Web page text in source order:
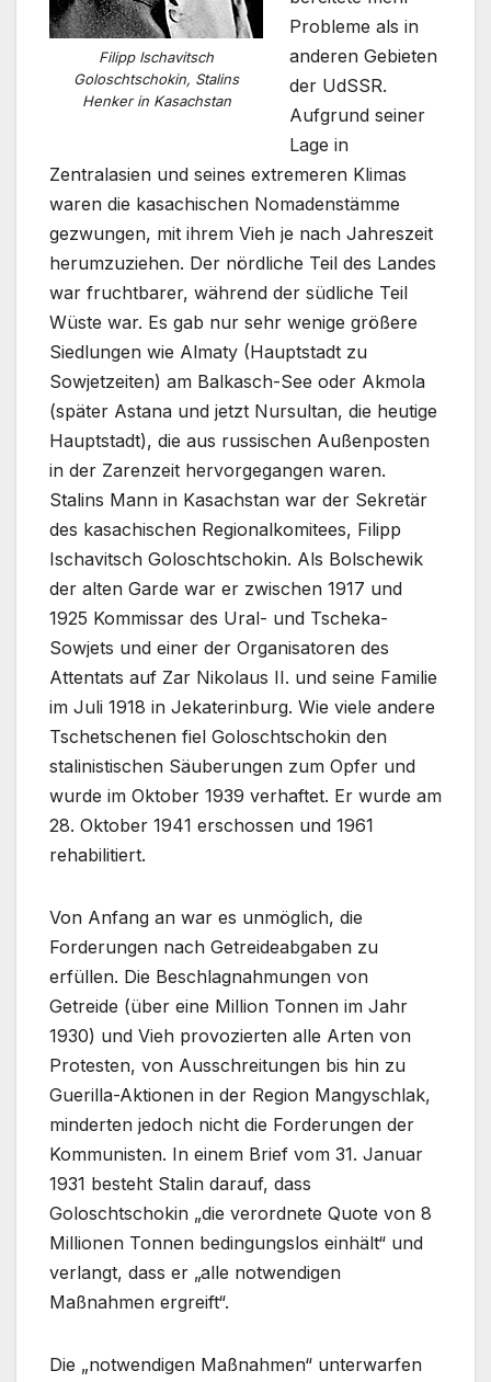
Filipp Ischavitsch
Goloschtschokin, Stalins
Henker in Kasachstan
Probleme als in
anderen Gebieten
der UdSSR.
Aufgrund seiner
Lage in
Zentralasien und seines extremeren Klimas
waren die kasachischen Nomadenstämme
gezwungen, mit ihrem Vieh je nach Jahreszeit
herumzuziehen. Der nördliche Teil des Landes
war fruchtbarer, während der südliche Teil
Wüste war. Es gab nur sehr wenige größere
Siedlungen wie Almaty (Hauptstadt zu
Sowjetzeiten) am Balkasch-See oder Akmola
(später Astana und jetzt Nursultan, die heutige
Hauptstadt), die aus russischen Außenposten
in der Zarenzeit hervorgegangen waren.
Stalins Mann in Kasachstan war der Sekretär
des kasachischen Regionalkomitees, Filipp
Ischavitsch Goloschtschokin. Als Bolschewik
der alten Garde war er zwischen 1917 und
1925 Kommissar des Ural- und Tscheka-
Sowjets und einer der Organisatoren des
Attentats auf Zar Nikolaus II. und seine Familie
im Juli 1918 in Jekaterinburg. Wie viele andere
Tschetschenen fiel Goloschtschokin den
stalinistischen Säuberungen zum Opfer und
wurde im Oktober 1939 verhaftet. Er wurde am
28. Oktober 1941 erschossen und 1961
rehabilitiert.
Von Anfang an war es unmöglich, die
Forderungen nach Getreideabgaben zu
erfüllen. Die Beschlagnahmungen von
Getreide (über eine Million Tonnen im Jahr
1930) und Vieh provozierten alle Arten von
Protesten, von Ausschreitungen bis hin zu
Guerilla-Aktionen in der Region Mangyschlak,
minderten jedoch nicht die Forderungen der
Kommunisten. In einem Brief vom 31. Januar
1931 besteht Stalin darauf, dass
Goloschtschokin „die verordnete Quote von 8
Millionen Tonnen bedingungslos einhält“ und
verlangt, dass er „alle notwendigen
Maßnahmen ergreift“.
Die „notwendigen Maßnahmen“ unterwarfen